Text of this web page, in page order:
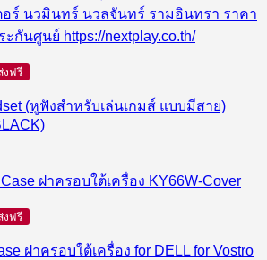
งฟรี
(หูฟังสำหรับเล่นเกมส์ แบบมีสาย)
งฟรี
ฝาครอบใต้เครื่อง for DELL for Vostro